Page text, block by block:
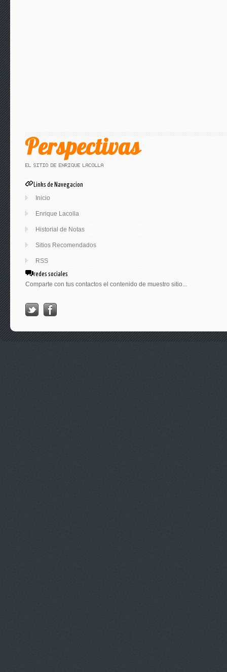
Links de Navegacion
Inicio
Enrique Lacolla
Historial de Notas
Sitios Recomendados
RSS
redes sociales
Comparte con tus contactos el contenido de muestro sitio...